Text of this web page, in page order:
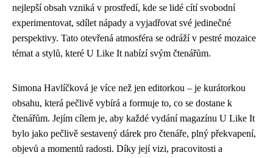
nejlepší obsah vzniká v prostředí, kde se lidé cítí svobodní
experimentovat, sdílet nápady a vyjadřovat své jedinečné
perspektivy. Tato otevřená atmosféra se odráží v pestré mozaice
témat a stylů, které U Like It nabízí svým čtenářům.
Simona Havlíčková je více než jen editorkou – je kurátorkou
obsahu, která pečlivě vybírá a formuje to, co se dostane k
čtenářům. Jejím cílem je, aby každé vydání magazínu U Like It
bylo jako pečlivě sestavený dárek pro čtenáře, plný překvapení,
objevů a momentů radosti. Díky její vizi, pracovitosti a